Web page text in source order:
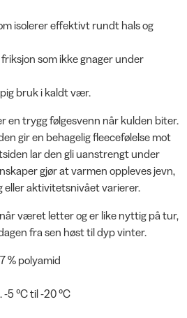
isolerer effektivt rundt hals og
som ikke gnager under
bruk i kaldt vær.
en trygg følgesvenn når kulden biter.
gir en behagelig fleecefølelse mot
lar den gli uanstrengt under
gjør at varmen oppleves jevn,
eller aktivitetsnivået varierer.
været letter og er like nyttig på tur,
fra sen høst til dyp vinter.
% polyamid
5 °C til -20 °C